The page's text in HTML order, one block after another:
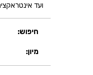
ועד
חיפוש:
מיון: